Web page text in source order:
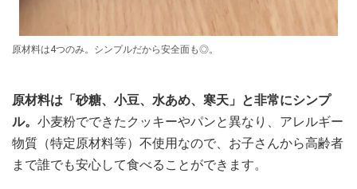
原材料は4つのみ。シンプルだから安全面も◎。
原材料は「砂糖、小豆、水あめ、寒天」と非常にシンプ
ル。 小麦粉でできたクッキーやパンと異なり、アレルギー
物質（特定原材料等）不使用なので、お子さんから高齢者
まで誰でも安心して食べることができます。